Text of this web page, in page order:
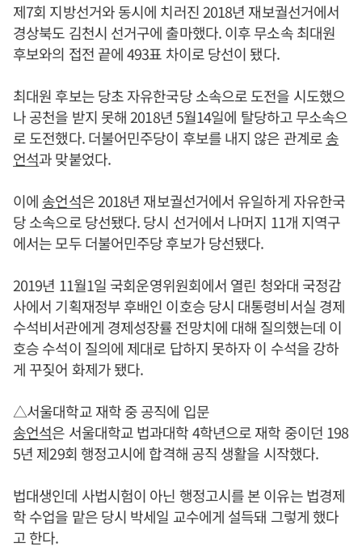
제7회 지방선거와 동시에 치러진 2018년 재보궐선거에서
경상북도 김천시 선거구에 출마했다. 이후 무소속 최대원
후보와의 접전 끝에 493표 차이로 당선이 됐다.
최대원 후보는 당초 자유한국당 소속으로 도전을 시도했으
나 공천을 받지 못해 2018년 5월14일에 탈당하고 무소속으
로 도전했다. 더불어민주당이 후보를 내지 않은 관계로송
언석과 맞붙었다.
이에 송언석은 2018년 재보궐선거에서 유일하게 자유한국
당 소속으로 당선됐다. 당시 선거에서 나머지 11개 지역구
에서는 모두 더불어민주당 후보가 당선됐다.
2019년 11월1일 국회운영위원회에서 열린 청와대 국정감
사에서 기획재정부 후배인 이호승 당시 대통령비서실 경제
수석비서관에게 경제성장률 전망치에 대해 질의했는데 이
호승 수석이 질의에 제대로 답하지 못하자 이 수석을 강하
게 꾸짖어 화제가 됐다.
△서울대학교 재학 중 공직에 입문
송언석은 서울대학교 법과대학 4학년으로 재학 중이던 198
5년 제29회 행정고시에 합격해 공직 생활을 시작했다.
법대생인데 사법시험이 아닌 행정고시를 본 이유는 법경제
학 수업을 맡은 당시 박세일 교수에게 설득돼 그렇게 했다
고 한다.